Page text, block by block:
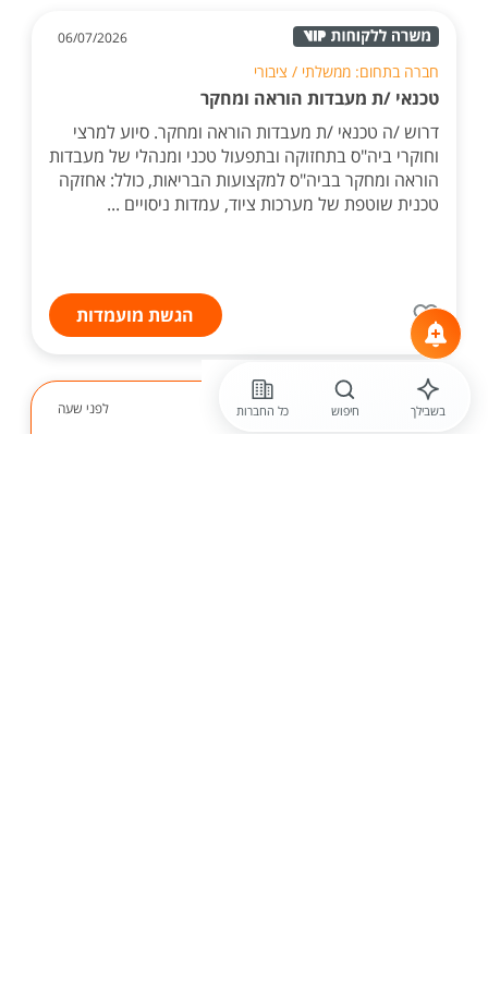
06/07/2026
חברה בתחום: ממשלתי / ציבורי
טכנאי /ת מעבדות הוראה ומחקר
דרוש /ה טכנאי /ת מעבדות הוראה ומחקר. סיוע למרצי
וחוקרי ביה"ס בתחזוקה ובתפעול טכני ומנהלי של מעבדות
הוראה ומחקר בביה"ס למקצועות הבריאות, כולל: אחזקה
טכנית שוטפת של מערכות ציוד, עמדות ניסויים ...
הגשת מועמדות
לפני שעה בשבילך חיפוש כל החברות